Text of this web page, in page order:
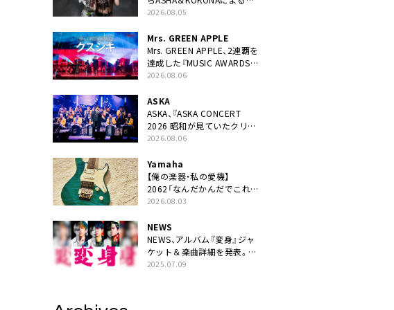
ニット・TAKARAがデビュー
2026.08.05
Mrs. GREEN APPLE
Mrs. GREEN APPLE、2連覇を
達成した『MUSIC AWARDS
JAPAN 2026』での「クスシ
YouTube公開
2026.08.06
ASKA
ASKA、『ASKA CONCERT
2026 昭和が見ていたクリス
マス!? 』発売＆上映決定
2026.08.06
Yamaha
【俺の楽器・私の愛機】
2062「なんだかんだでこれが
1番」
2026.08.03
NEWS
NEWS、アルバム『変身』ジャ
ケット＆楽曲詳細を発表。ナ
レーションは⼭寺宏⼀
2025.07.09